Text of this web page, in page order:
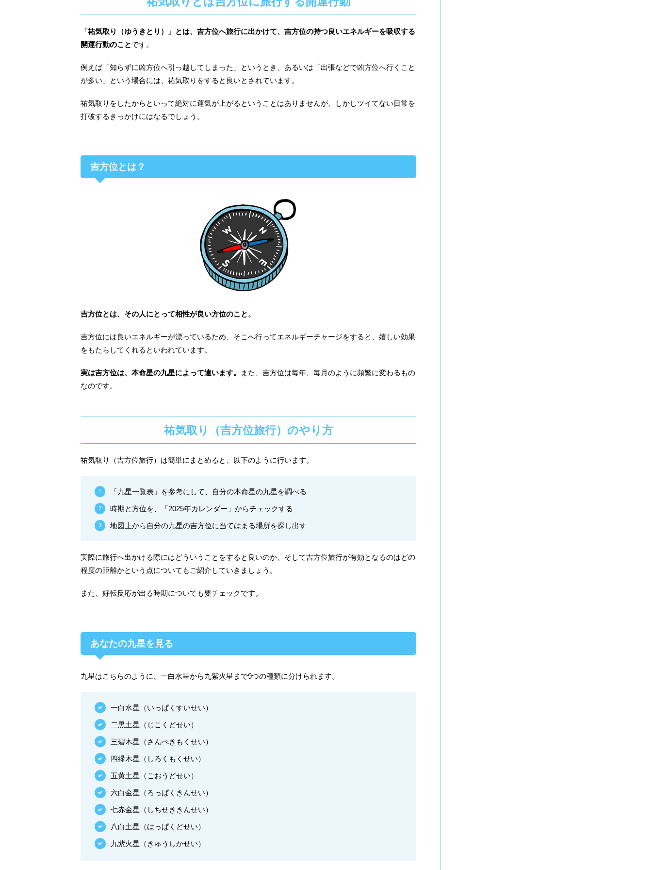
「祐気取り（ゆうきとり）」とは、吉方位へ旅行に出かけて、吉方位の持つ良いエネルギーを吸収する
開運行動のことです。
例えば「知らずに凶方位へ引っ越してしまった」というとき、あるいは「出張などで凶方位へ行くこと
が多い」という場合には、祐気取りをすると良いとされています。
祐気取りをしたからといって絶対に運気が上がるということはありませんが、しかしツイてない日常を
打破するきっかけにはなるでしょう。
吉方位とは？
吉方位とは、その人にとって相性が良い方位のこと。
吉方位には良いエネルギーが漂っているため、そこへ行ってエネルギーチャージをすると、嬉しい効果
をもたらしてくれるといわれています。
実は吉方位は、本命星の九星によって違います。
また、吉方位は毎年、毎月のように頻繁に変わるもの
なのです。
祐気取り（吉方位旅行）のやり方
祐気取り（吉方位旅行）は簡単にまとめると、以下のように行います。
「九星一覧表」を参考にして、自分の本命星の九星を調べる
時期と方位を、「2025年カレンダー」からチェックする
地図上から自分の九星の吉方位に当てはまる場所を探し出す
実際に旅行へ出かける際にはどういうことをすると良いのか、そして吉方位旅行が有効となるのはどの
程度の距離かという点についてもご紹介していきましょう。
また、好転反応が出る時期についても要チェックです。
あなたの九星を見る
九星はこちらのように、一白水星から九紫火星まで9つの種類に分けられます。
一白水星（いっぱくすいせい）
二黒土星（じこくどせい）
三碧木星（さんぺきもくせい）
四緑木星（しろくもくせい）
五黄土星（ごおうどせい）
六白金星（ろっぱくきんせい）
七赤金星（しちせききんせい）
八白土星（はっぱくどせい）
九紫火星（きゅうしかせい）